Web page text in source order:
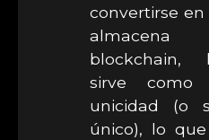
convertirse en
blockchain,
sirve como
unicidad (o
único), lo